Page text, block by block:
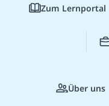
Zum Lernportal
Über uns